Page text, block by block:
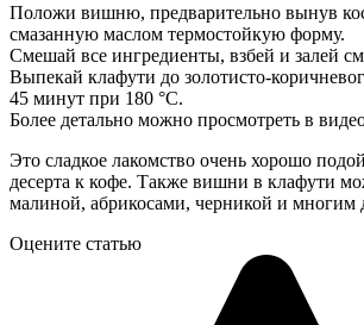
Положи вишню, предварительно вынув
смазанную маслом термостойкую форму.
Смешай все ингредиенты, взбей и залей
Выпекай клафути до золотисто-
45 минут при 180 °С.
Более детально можно просмотреть в
Это сладкое лакомство очень хорошо
десерта к кофе. Также вишни в клафути
малиной, абрикосами, черникой и многим
Оцените статью